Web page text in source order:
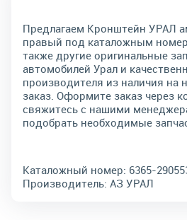
Предлагаем Кронштейн УРАЛ
правый под каталожным
также другие оригинальные
автомобилей Урал и
производителя из наличия на
заказ. Оформите заказ через
свяжитесь с нашими
подобрать необходимые
Каталожный номер: 6365-
Производитель: АЗ УРАЛ